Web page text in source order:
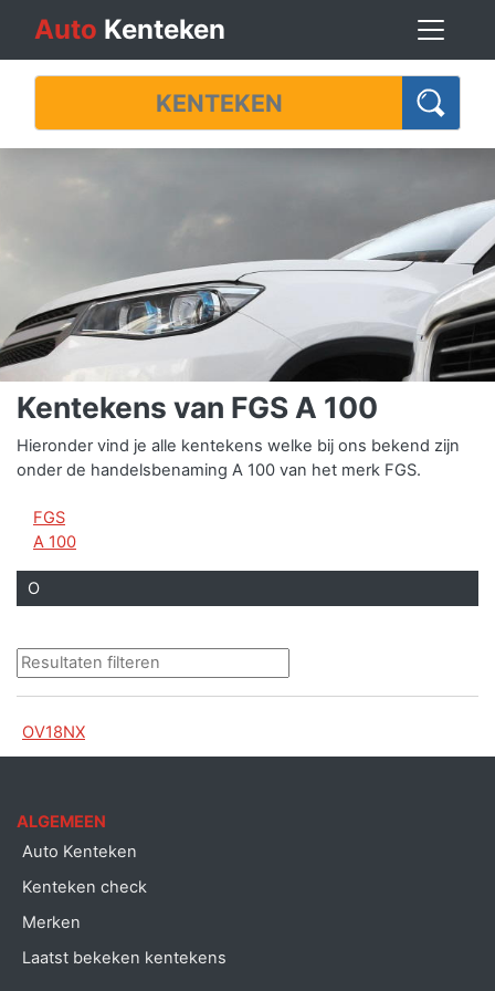
Auto Kenteken
Kentekens van FGS A 100
Hieronder vind je alle kentekens welke bij ons bekend zijn
onder de handelsbenaming A 100 van het merk FGS.
FGS
A 100
O
OV18NX
ALGEMEEN
Auto Kenteken
Kenteken check
Merken
Laatst bekeken kentekens